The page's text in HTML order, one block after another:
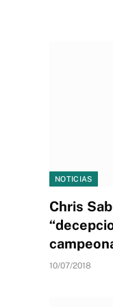
NOTICIAS
Chris
10/07/2018